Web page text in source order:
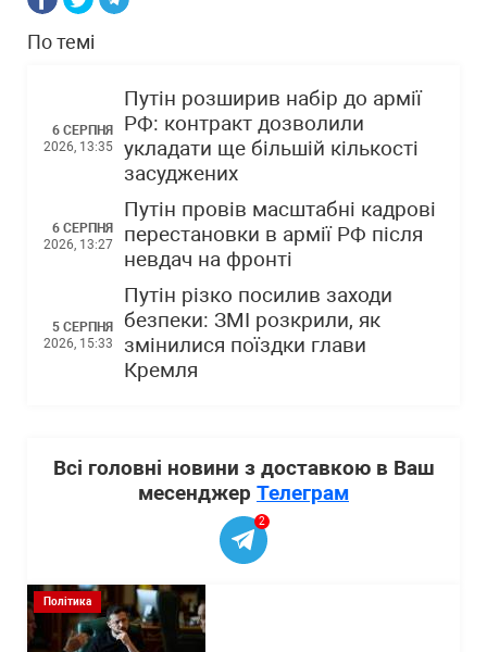
По темі
6 СЕРПНЯ
2026, 13:35
Путін розширив набір до армії
РФ: контракт дозволили
укладати ще більшій кількості
засуджених
6 СЕРПНЯ
2026, 13:27
Путін провів масштабні кадрові
перестановки в армії РФ після
невдач на фронті
5 СЕРПНЯ
2026, 15:33
Путін різко посилив заходи
безпеки: ЗМІ розкрили, як
змінилися поїздки глави
Кремля
Всі головні новини з доставкою в Ваш
месенджер Телеграм
2
Політика